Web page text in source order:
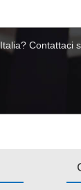
Contattaci